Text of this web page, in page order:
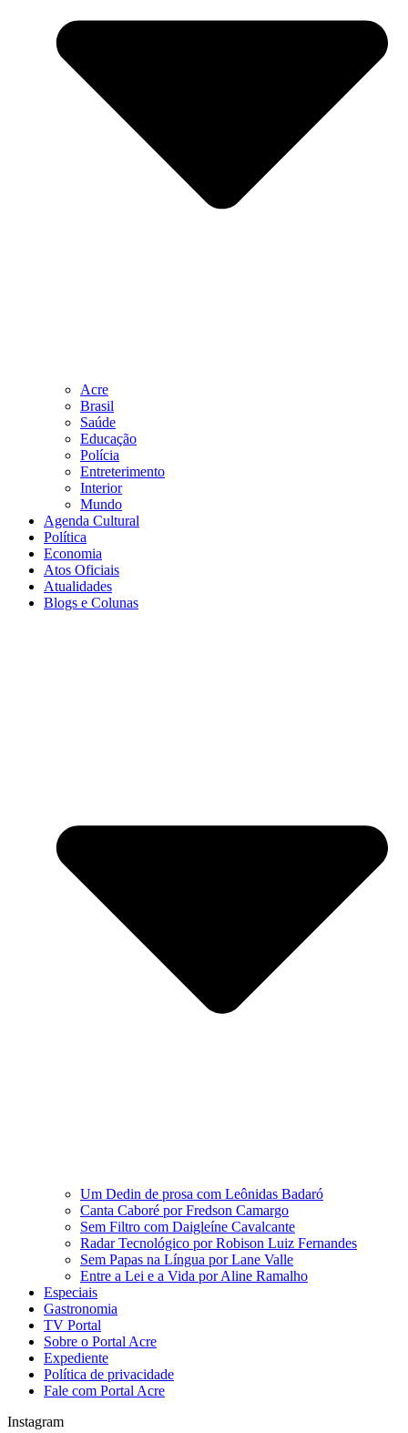
Acre
Brasil
Saúde
Educação
Polícia
Entreterimento
Interior
Mundo
Agenda Cultural
Política
Economia
Atos Oficiais
Atualidades
Blogs e Colunas
Um Dedin de prosa com Leônidas Badaró
Canta Caboré por Fredson Camargo
Sem Filtro com Daigleíne Cavalcante
Radar Tecnológico por Robison Luiz Fernandes
Sem Papas na Língua por Lane Valle
Entre a Lei e a Vida por Aline Ramalho
Especiais
Gastronomia
TV Portal
Sobre o Portal Acre
Expediente
Política de privacidade
Fale com Portal Acre
Instagram